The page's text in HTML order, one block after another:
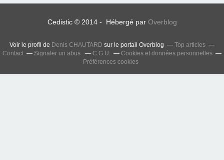
Cedistic © 2014 - Hébergé par Overblog
Voir le profil de Denis CHAUTARD sur le portail Overblog
Top articles
Contact
Signaler un abus C.G.U.
Cookies et données personnelles
Préférences cookies